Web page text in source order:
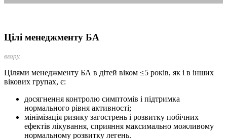
Цілі менеджменту БА
вгору
Цілями менеджменту БА в дітей віком ≤5 років, як і в інших
вікових групах, є:
досягнення контролю симптомів і підтримка
нормального рівня активності;
мінімізація ризику загострень і розвитку побічних
ефектів лікування, сприяння максимально можливому
нормальному розвитку легень.